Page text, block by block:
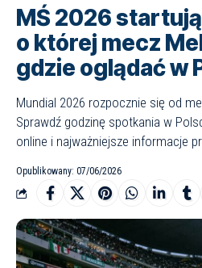
MŚ 2026
o której mecz
gdzie oglądać w
Mundial 2026 rozpocznie się od
Sprawdź godzinę spotkania w
online i najważniejsze informacje
Opublikowany: 07/06/2026